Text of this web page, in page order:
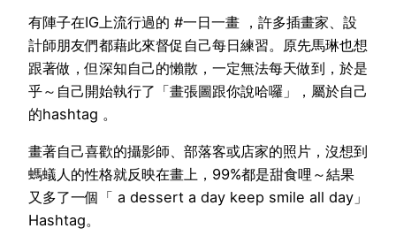
有陣子在IG上流行過的 #一日一畫 ，許多插畫家、設
計師朋友們都藉此來督促自己每日練習。原先馬琳也想
跟著做，但深知自己的懶散，一定無法每天做到，於是
乎～自己開始執行了「畫張圖跟你說哈囉」，屬於自己
的hashtag 。
畫著自己喜歡的攝影師、部落客或店家的照片，沒想到
螞蟻人的性格就反映在畫上，99%都是甜食哩～結果
又多了一個「 a dessert a day keep smile all day」
Hashtag。